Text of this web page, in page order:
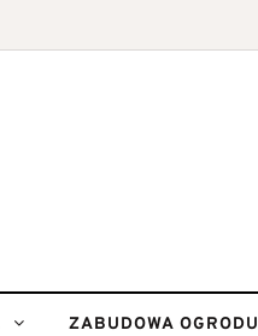
ZABUDOWA OGRODU